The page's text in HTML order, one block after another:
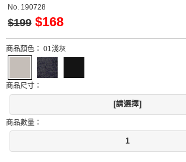
No. 190728
$199 $168
商品顏色： 01淺灰
商品尺寸：
[請選擇]
商品數量：
1